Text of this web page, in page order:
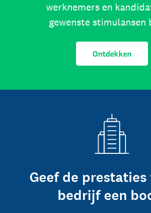
werknemers en
gewenste stimulansen
Ontdekken
Geef de prestaties
bedrijf een